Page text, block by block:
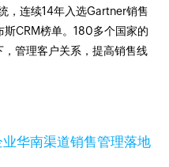
，连续14年入选Gartner销售
CRM榜单。180多个国家的
管理客户关系，提高销售线